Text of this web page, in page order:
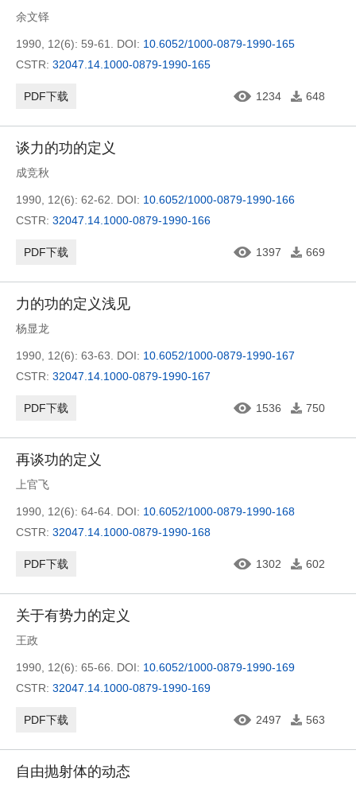
余文铎
1990, 12(6): 59-61. DOI: 10.6052/1000-0879-1990-165
CSTR: 32047.14.1000-0879-1990-165
PDF下载 1234 648
谈力的功的定义
成竞秋
1990, 12(6): 62-62. DOI: 10.6052/1000-0879-1990-166
CSTR: 32047.14.1000-0879-1990-166
PDF下载 1397 669
力的功的定义浅见
杨显龙
1990, 12(6): 63-63. DOI: 10.6052/1000-0879-1990-167
CSTR: 32047.14.1000-0879-1990-167
PDF下载 1536 750
再谈功的定义
上官飞
1990, 12(6): 64-64. DOI: 10.6052/1000-0879-1990-168
CSTR: 32047.14.1000-0879-1990-168
PDF下载 1302 602
关于有势力的定义
王政
1990, 12(6): 65-66. DOI: 10.6052/1000-0879-1990-169
CSTR: 32047.14.1000-0879-1990-169
PDF下载 2497 563
自由抛射体的动态